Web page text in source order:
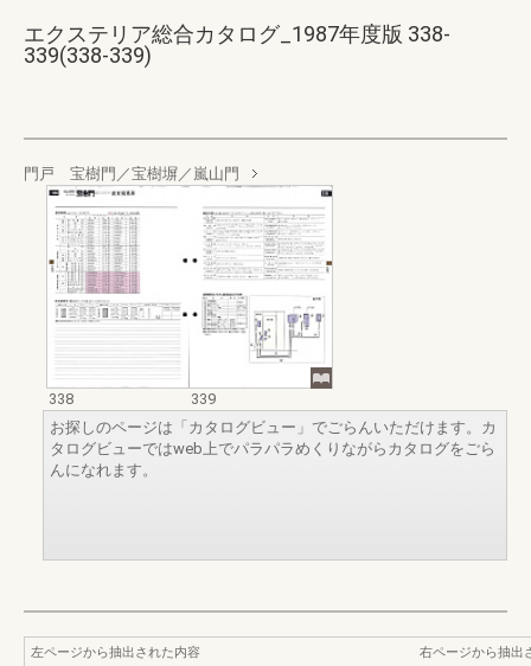
エクステリア総合カタログ_1987年度版 338-
339(338-339)
門戸 宝樹門／宝樹塀／嵐山門
338
339
お探しのページは「カタログビュー」でごらんいただけます。カ
タログビューではweb上でパラパラめくりながらカタログをごら
んになれます。
左ページから抽出された内容
右ページから抽出